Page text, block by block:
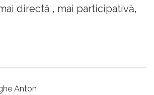
directă , mai participativă,
de către preşedinte şi
Anton